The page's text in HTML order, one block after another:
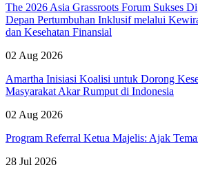
The 2026 Asia Grassroots Forum Sukses
Depan Pertumbuhan Inklusif melalui
dan Kesehatan Finansial
02 Aug 2026
Amartha Inisiasi Koalisi untuk Dorong
Masyarakat Akar Rumput di Indonesia
02 Aug 2026
Program Referral Ketua Majelis: Ajak
28 Jul 2026